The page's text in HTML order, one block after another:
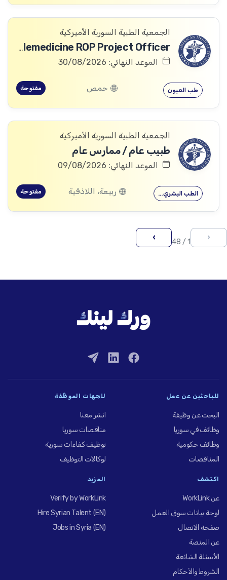
الجمعية الطبية السورية الأميركية
Telemedicine ROP Project Officer
الموعد النهائي: 30/08/2026
طب العيون حمص مفتوحة
الجمعية الطبية السورية الأميركية
طبيب عام / ممارس عام
الموعد النهائي: 09/08/2026
الطب البشري… ربيعة، اللاذقية مفتوحة
‹
1 / 48
›
للباحثين عن عمل
البحث عن وظيفة
وظائف في سوريا
وظائف حكومية
المناقصات
للجهات الموظِّفة
انشر معنا
مناقصات سوريا
توظيف كفاءات سورية
لوكالات التوظيف
اكتشف
عن WorkLink
لوحة بيانات سوق العمل
صفحة الاتصال
عن المنصة
الأسئلة الشائعة
الشروط والأحكام
المزيد
Verify by WorkLink
Hire Syrian Talent (EN)
Jobs in Syria (EN)